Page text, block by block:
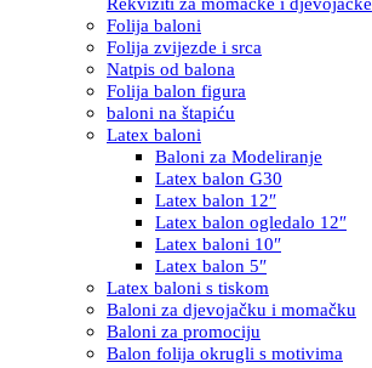
Folija baloni
Folija zvijezde i srca
Natpis od balona
Folija balon figura
baloni na štapiću
Latex baloni
Baloni za Modeliranje
Latex balon G30
Latex balon 12″
Latex balon ogledalo 12″
Latex baloni 10″
Latex balon 5″
Latex baloni s tiskom
Baloni za djevojačku i momačku
Baloni za promociju
Balon folija okrugli s motivima